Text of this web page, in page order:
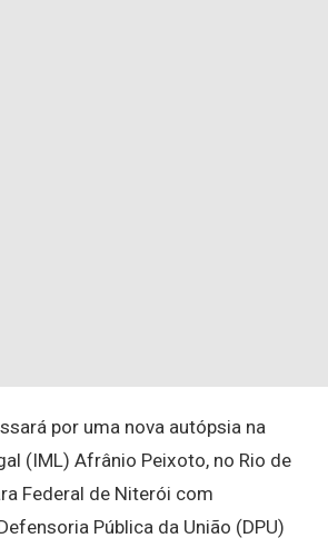
por uma nova autópsia na
(IML) Afrânio Peixoto, no Rio de
Federal de Niterói com
Pública da União (DPU)